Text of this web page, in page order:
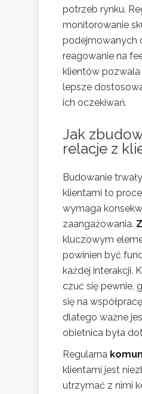
potrzeb rynku.
monitorowanie
podejmowanych
reagowanie na
klientów
lepsze
ich oczekiwań.
Jak
relacje z
Budowanie
klientami to
wymaga
zaangażowania.
kluczowym
powinien być
każdej interakcji.
czuć się pewnie,
się na
dlatego ważne
obietnica była
Regularna
klientami jest
utrzymać z nimi